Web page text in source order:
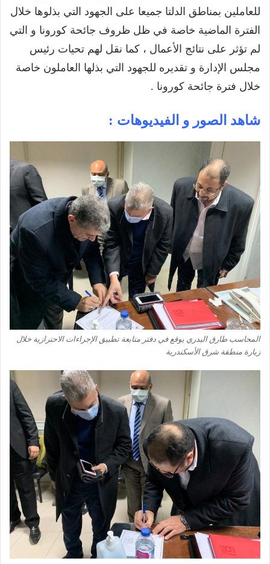
للعاملين بمناطق الدلتا جميعا على الجهود التي بذلوها خلال
الفترة الماضية خاصة في ظل ظروف جائحة كورونا و التي
لم تؤثر على نتائج الأعمال ، كما نقل لهم تحيات رئيس
مجلس الإدارة و تقديره للجهود التي بذلها العاملون خاصة
خلال فترة جائحة كورونا .
شاهد الصور و الفيديوهات :
المحاسب طارق البدري يوقع في دفتر متابعة تطبيق الإجراءات الاحترازية خلال
زيارة منطقة شرق الأسكندرية